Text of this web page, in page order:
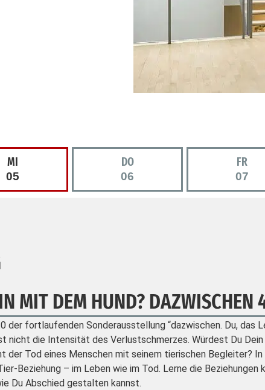
MI
05
DO
06
FR
07
MIT DEM HUND? DAZWISCHEN
der fortlaufenden Sonderausstellung “dazwischen. Du, das
nicht die Intensität des Verlustschmerzes. Würdest Du
der Tod eines Menschen mit seinem tierischen Begleiter?
Beziehung – im Leben wie im Tod. Lerne die
Du Abschied gestalten kannst.